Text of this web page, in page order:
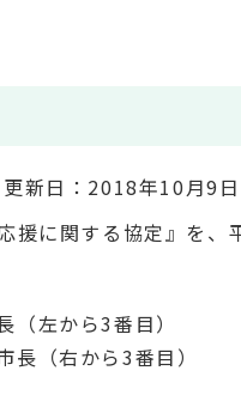
更新日：2018年10月9日
援に関する協定』を、
（左から3番目）
長（右から3番目）